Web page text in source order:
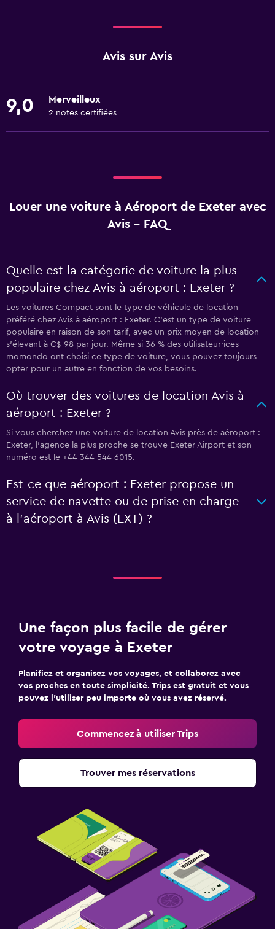
Avis sur Avis
9,0 Merveilleux
2 notes certifiées
Louer une voiture à Aéroport de Exeter avec
Avis - FAQ
Quelle est la catégorie de voiture la plus
populaire chez Avis à aéroport : Exeter ?
Les voitures Compact sont le type de véhicule de location
préféré chez Avis à aéroport : Exeter. C'est un type de voiture
populaire en raison de son tarif, avec un prix moyen de location
s'élevant à C$ 98 par jour. Même si 36 % des utilisateur·ices
momondo ont choisi ce type de voiture, vous pouvez toujours
opter pour un autre en fonction de vos besoins.
Où trouver des voitures de location Avis à
aéroport : Exeter ?
Si vous cherchez une voiture de location Avis près de aéroport :
Exeter, l’agence la plus proche se trouve Exeter Airport et son
numéro est le +44 344 544 6015.
Est-ce que aéroport : Exeter propose un
service de navette ou de prise en charge
à l’aéroport à Avis (EXT) ?
Une façon plus facile de gérer
votre voyage à Exeter
Planifiez et organisez vos voyages, et collaborez avec
vos proches en toute simplicité. Trips est gratuit et vous
pouvez l’utiliser peu importe où vous avez réservé.
Commencez à utiliser Trips
Trouver mes réservations